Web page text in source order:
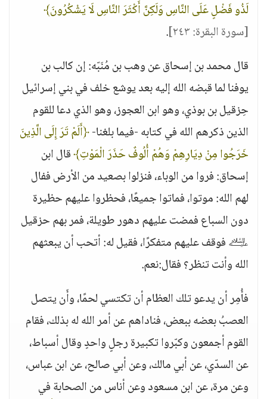
لَذُو فَضْلٍ عَلَى النَّاسِ وَلَكِنَّ أَكْثَرَ النَّاسِ لَا يَشْكُرُونَ﴾
[سورة البقرة: ٢٤٣]
.
قال محمد بن إسحاق عن وهب بن مُنَبّه: إن كالب بن
يوفنا لما قبضه الله إليه بعد يوشع خلف في بني إسرائيل
حِزقيل بن بوذي، وهو ابن العجوز، وهو الذي دعا للقوم
الذين ذكرهم الله في كتابه -فيما بلغنا-﴿أَلَمْ تَرَ إِلَى الَّذِينَ
خَرَجُوا مِنْ دِيَارِهِمْ وَهُمْ أُلُوفٌ حَذَرَ الْمَوْتِ﴾قال ابن
إسحاق: فروا من الوباء، فنزلوا بصعيد من الأرض ففال
لهم الله: موتوا، فماتوا جميعًا، فحظروا عليهم حظيرة
دون السباع فمضت عليهم دهور طويلة، فمر بهم حزقيل
﵇ فوقف عليهم متفكرًا، فقيل له: أتحب أن يبعثهم
الله وأنت تنظر؟ فقال:نعم.
فأُمِر أن يدعو تلك العظام أن تكتسي لحمًا، وأَن يتصل
العصبُ بعضه ببعض، فناداهم عن أمر الله له بذلك، فقام
القوم أجمعون وكبّروا تكبيرة رجلٍ واحدٍ وقال أسباط،
عن السدّي، عن أبي مالك، وعن أبي صالح، عن ابن عباس،
وعن مرة، عن ابن مسعود وعن أناس من الصحابة في